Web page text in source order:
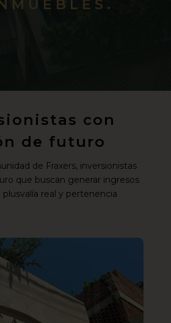
con
de futuro
de Fraxers, inversionistas
que buscan generar ingresos
plusvalía real y pertenencia